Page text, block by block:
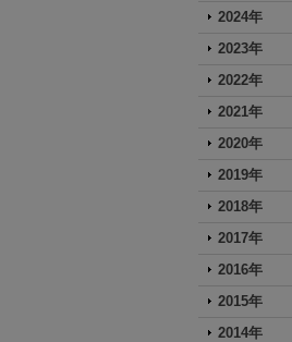
2024年
2023年
2022年
2021年
2020年
2019年
2018年
2017年
2016年
2015年
2014年